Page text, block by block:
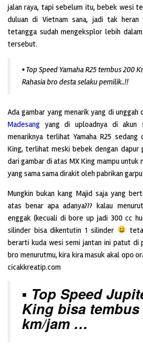
jalan raya, tapi sebelum itu, bebek wesi
duluan di Vietnam sana, jadi tak
tetangga sudah mengeksplor lebih
tersebut.
▪ Top Speed Yamaha R25 tembus 200
Rahasia bro desta selaku pemilik..!!
Ada gambar yang menarik yang di unggah
Madesang yang di uploadnya di akun
menariknya terlihat Yamaha R25 sedang
King, terlihat meski bebek dengan dapur
dari gambar di atas MX King mampu
yang sama sama dirakit oleh pabrikan
Mungkin bukan kang Majid saja yang
atas benar apa adanya??? kalau
enggak (kecuali di bore up jadi 300 cc
silinder bisa dikentutin 1 silinder
berarti kuda wesi semi jantan ini patut di
bro menurutmu, kira kira masuk akal opo
cicakkreatip.com
▪ Top Speed
King bisa tembus
km/jam …